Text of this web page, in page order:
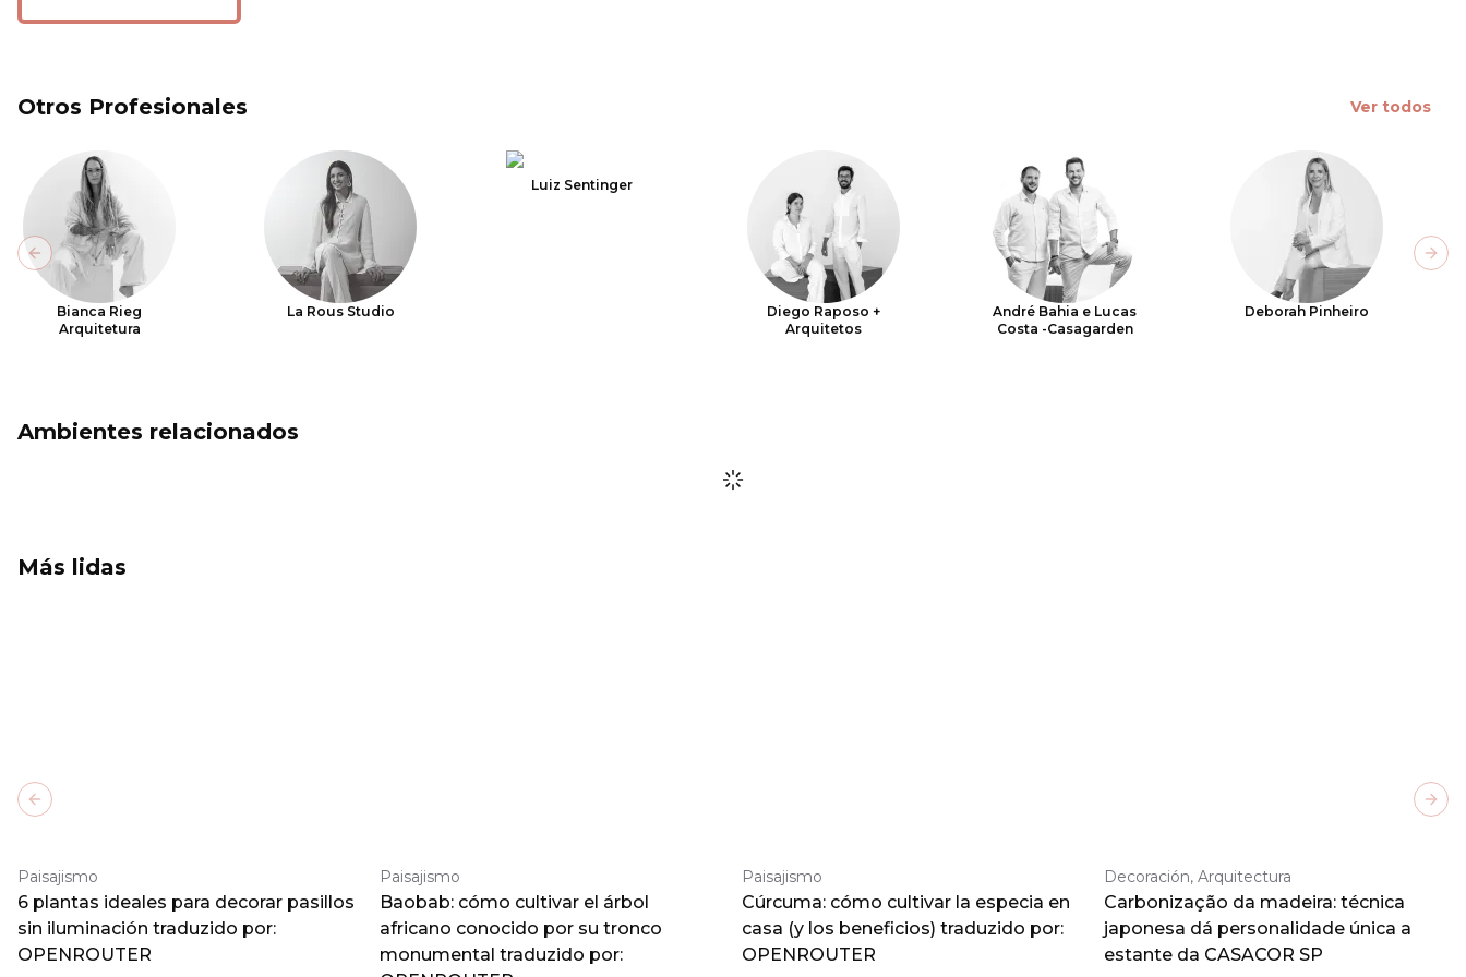
Otros Profesionales Ver todos
Bianca Rieg
Arquitetura
La Rous Studio
Luiz Sentinger
Diego Raposo +
Arquitetos
André Bahia e Lucas
Costa -Casagarden
Deborah Pinheiro
Previous slide
Ambientes relacionados
Más lidas
Paisajismo
6 plantas ideales para decorar pasillos
sin iluminación traduzido por:
OPENROUTER
Paisajismo
Baobab: cómo cultivar el árbol
africano conocido por su tronco
monumental traduzido por:
Paisajismo
Cúrcuma: cómo cultivar la especia en
casa (y los beneficios) traduzido por:
OPENROUTER
Decoración, Arquitectura
Carbonização da madeira: técnica
japonesa dá personalidade única a
estante da CASACOR SP
Previous slide